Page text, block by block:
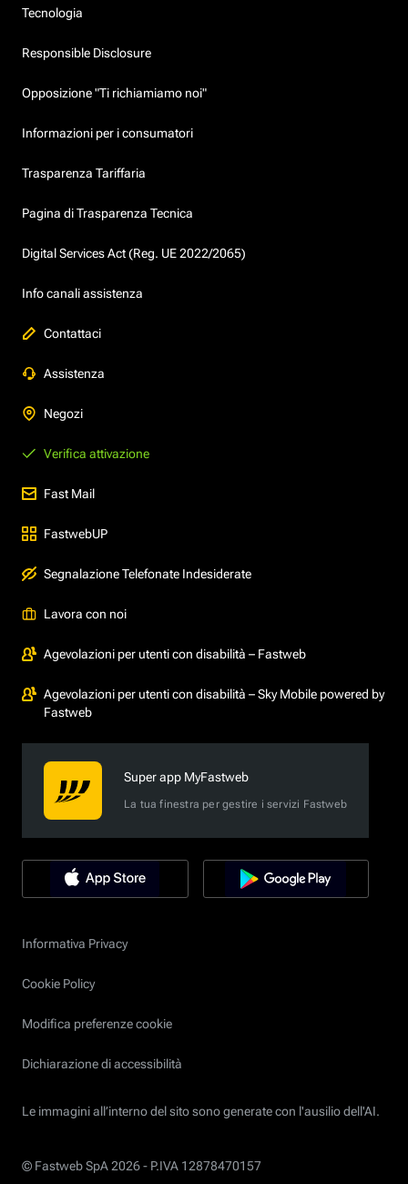
Tecnologia
Responsible Disclosure
Opposizione "Ti richiamiamo noi"
Informazioni per i consumatori
Trasparenza Tariffaria
Pagina di Trasparenza Tecnica
Digital Services Act (Reg. UE 2022/2065)
Info canali assistenza
Contattaci
Assistenza
Negozi
Verifica attivazione
Fast Mail
FastwebUP
Segnalazione Telefonate Indesiderate
Lavora con noi
Agevolazioni per utenti con disabilità – Fastweb
Agevolazioni per utenti con disabilità – Sky Mobile powered by
Fastweb
Super app MyFastweb
La tua finestra per gestire i servizi Fastweb
Informativa Privacy
Cookie Policy
Modifica preferenze cookie
Dichiarazione di accessibilità
Le immagini all’interno del sito sono generate con l'ausilio dell'AI.
© Fastweb SpA 2026 - P.IVA 12878470157